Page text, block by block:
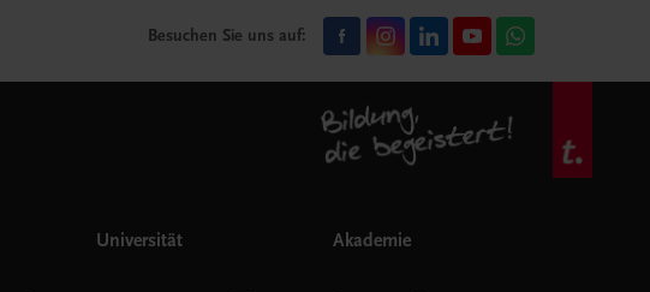
Besuchen Sie uns auf:
Universität Akademie